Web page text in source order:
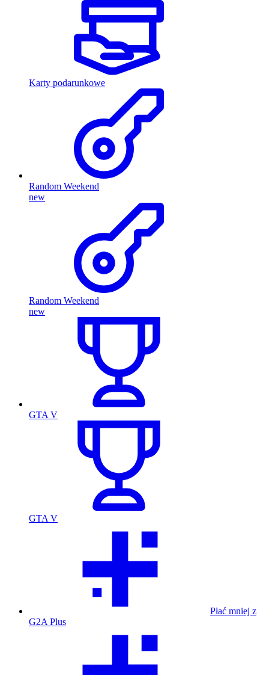
Karty podarunkowe
Random Weekend
new
Random Weekend
new
GTA V
GTA V
Płać mniej z
G2A Plus